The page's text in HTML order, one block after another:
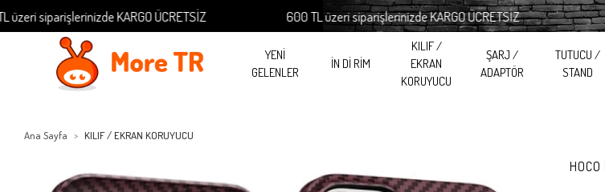
KARGO ÜCRETSİZ 600 TL üzeri siparişlerinizde KARGO ÜCRETSİZ 600
YENİ
GELENLER
İN Dİ RİM
KILIF /
EKRAN
KORUYUCU
ŞARJ /
ADAPTÖR
TUTUCU /
STAND
Ana Sayfa KILIF / EKRAN KORUYUCU